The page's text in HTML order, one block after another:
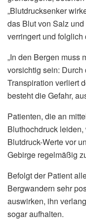
„Blutdrucksenker
das Blut von Salz
verringert und folglich
„In den Bergen muss
vorsichtig sein:
Transpiration verliert
besteht die Gefahr,
Patienten, die an
Bluthochdruck
Blutdruck-Werte vor
Gebirge regelmäßig
Befolgt der Patient
Bergwandern sehr
auswirken, ihn
sogar aufhalten.